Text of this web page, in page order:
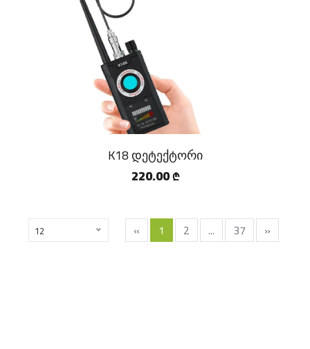
K18 დეტექტორი
220.00 ₾
12 « 1 2 ... 37 »